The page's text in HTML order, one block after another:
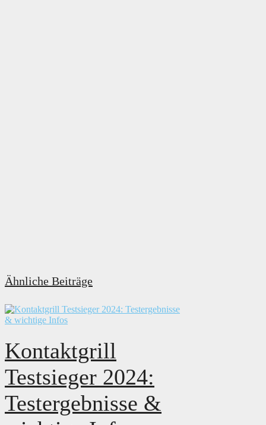
Ähnliche Beiträge
Kontaktgrill
Testsieger 2024:
Testergebnisse &